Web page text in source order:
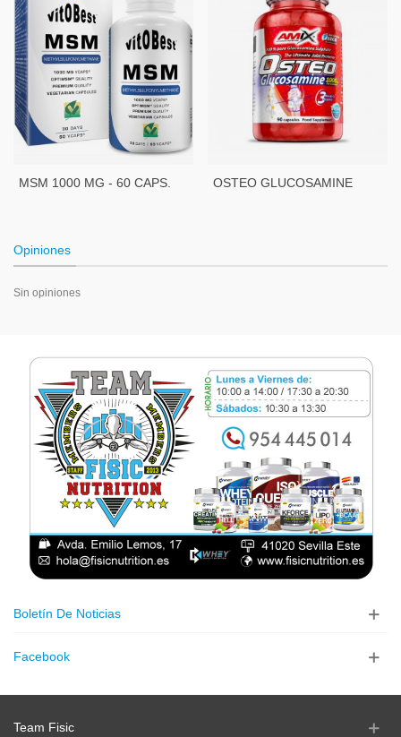
MSM 1000 MG - 60 CAPS.
OSTEO GLUCOSAMINE
Opiniones
Sin opiniones
Boletín De Noticias
Facebook
Team Fisic